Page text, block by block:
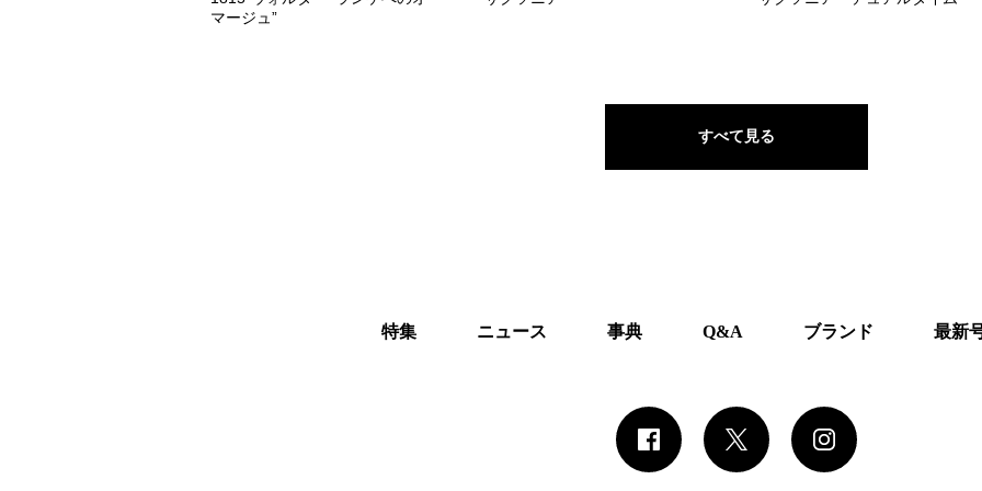
マージュ”
すべて見る
特集 ニュース 事典 Q&A ブランド 最新